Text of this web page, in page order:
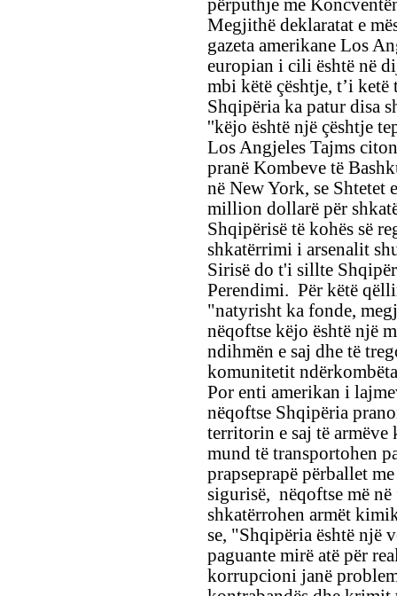
përputhje me
Megjithë deklaratat e
gazeta amerikane Los
europian i cili është në
mbi këtë çështje, t’i ketë
Shqipëria ka patur disa
''këjo është një çështje
Los Angjeles Tajms
pranë Kombeve të
në New York, se Shtetet
million dollarë për
Shqipërisë të kohës së
shkatërrimi i arsenalit
Sirisë do t'i sillte
Perendimi. Për këtë
"natyrisht ka fonde,
nëqoftse këjo është një
ndihmën e saj dhe të
komunitetit
Por enti amerikan i
nëqoftse Shqipëria
territorin e saj të armëve
mund të transportohen
prapseprapë përballet
sigurisë, nëqoftse më
shkatërrohen armët
se, "Shqipëria është një
paguante mirë atë për
korrupcioni janë